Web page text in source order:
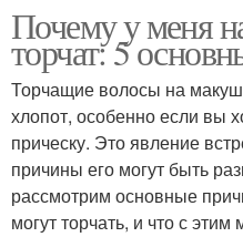
Почему у меня
торчат: 5
Торчащие волосы на
хлопот, особенно если вы
прическу. Это явление
причины его могут быть
рассмотрим основные
могут торчать, и что с